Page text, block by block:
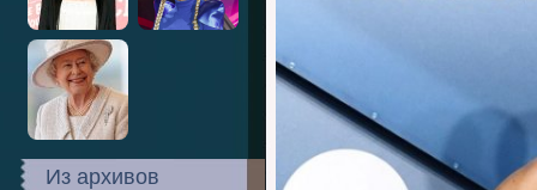
Из архивов